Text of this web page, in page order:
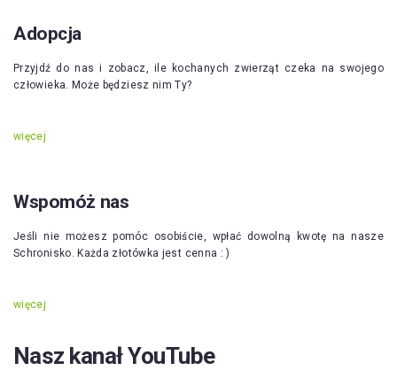
Adopcja
Przyjdź do nas i zobacz, ile kochanych zwierząt czeka na swojego
człowieka. Może będziesz nim Ty?
więcej
Wspomóż nas
Jeśli nie możesz pomóc osobiście, wpłać dowolną kwotę na nasze
Schronisko. Każda złotówka jest cenna : )
więcej
Nasz kanał YouTube